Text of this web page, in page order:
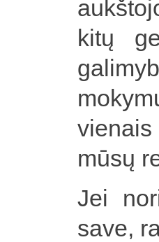
kitų
mūsų
Jei
save,